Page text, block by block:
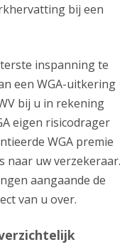
bij een
inspanning te
een WGA-uitkering
bij u in rekening
eigen risicodrager
WGA premie
naar uw verzekeraar.
aangaande de
van u over.